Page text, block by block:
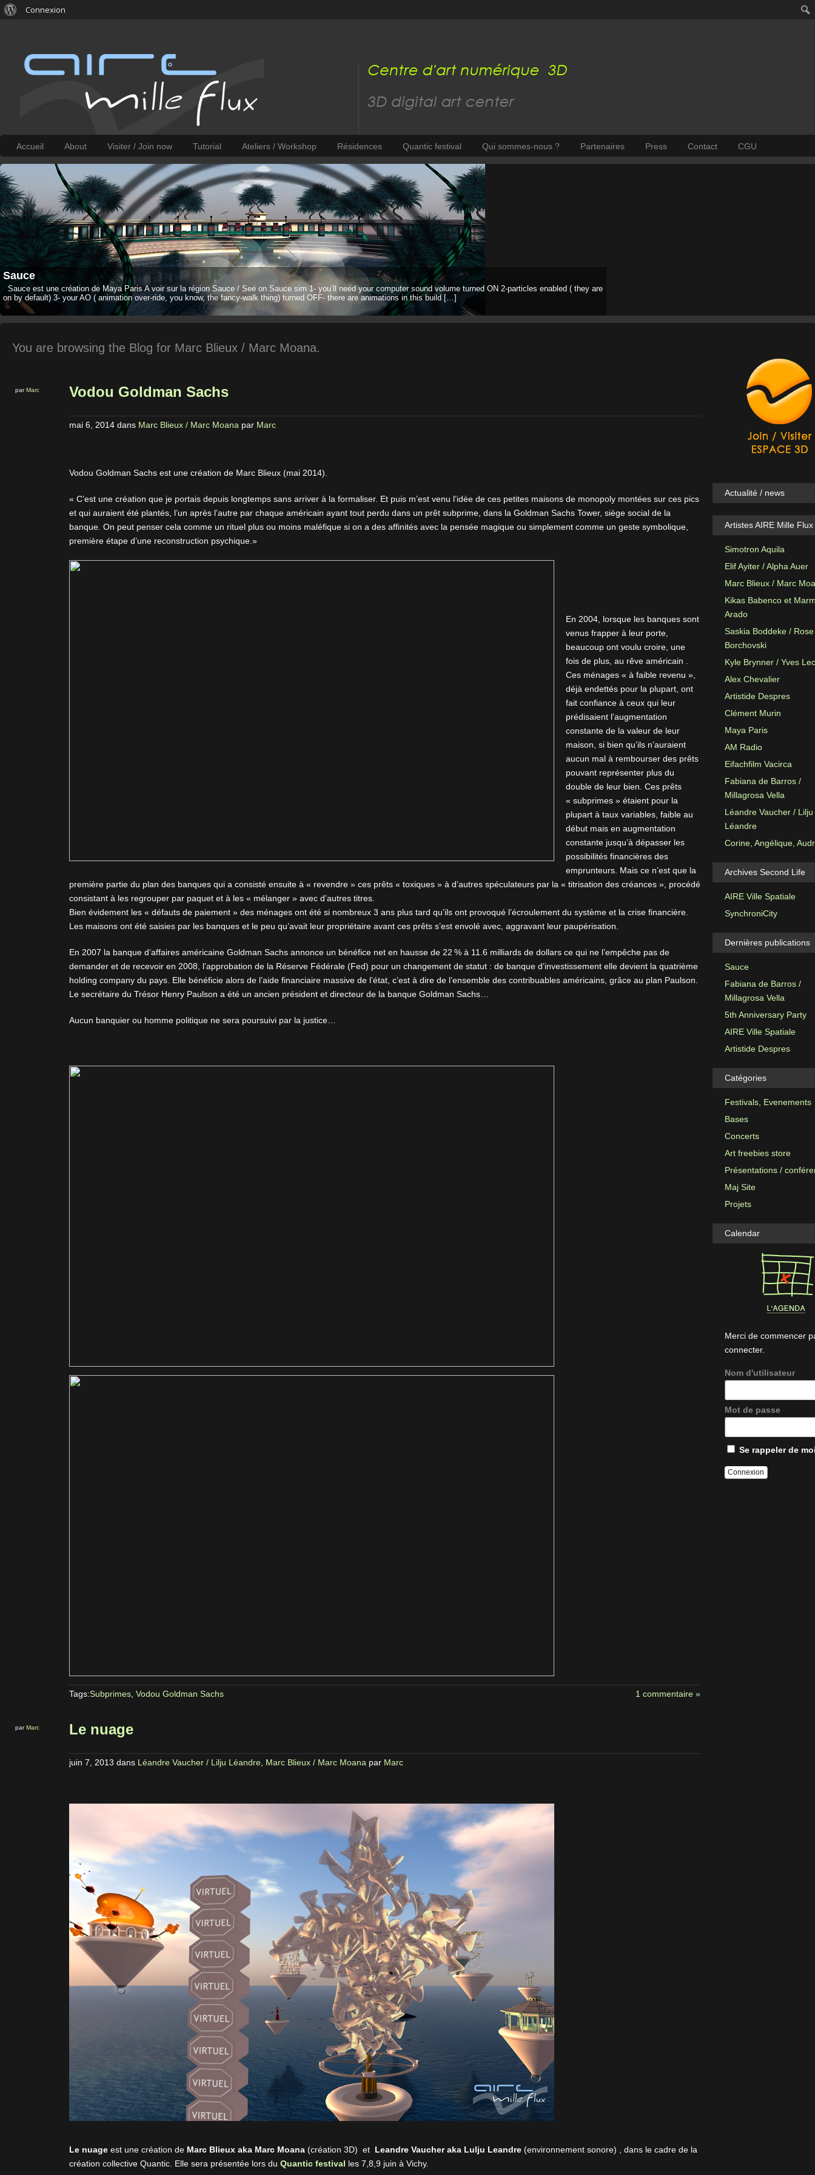
Accueil About Visiter / Join now Tutorial Ateliers / Workshop Résidences Quantic festival Qui sommes-nous ? Partenaires Press Contact CGU
Sauce
Sauce est une création de Maya Paris A voir sur la région Sauce / See on Sauce sim 1- you’ll need your computer sound volume turned ON 2-particles enabled ( they are
on by default) 3- your AO ( animation over-ride, you know, the fancy-walk thing) turned OFF- there are animations in this build […]
You are browsing the Blog for Marc Blieux / Marc Moana.
parMarc Vodou Goldman Sachs
mai 6, 2014 dans Marc Blieux / Marc Moana par Marc
Vodou Goldman Sachs est une création de Marc Blieux (mai 2014).
« C’est une création que je portais depuis longtemps sans arriver à la formaliser. Et puis m’est venu l’idée de ces petites maisons de monopoly montées sur ces pics
et qui auraient été plantés, l’un après l’autre par chaque américain ayant tout perdu dans un prêt subprime, dans la Goldman Sachs Tower, siège social de la
banque. On peut penser cela comme un rituel plus ou moins maléfique si on a des affinités avec la pensée magique ou simplement comme un geste symbolique,
première étape d’une reconstruction psychique.»
En 2004, lorsque les banques sont
venus frapper à leur porte,
beaucoup ont voulu croire, une
fois de plus, au rêve américain .
Ces ménages « à faible revenu »,
déjà endettés pour la plupart, ont
fait confiance à ceux qui leur
prédisaient l’augmentation
constante de la valeur de leur
maison, si bien qu’ils n’auraient
aucun mal à rembourser des prêts
pouvant représenter plus du
double de leur bien. Ces prêts
« subprimes » étaient pour la
plupart à taux variables, faible au
début mais en augmentation
constante jusqu’à dépasser les
possibilités financières des
emprunteurs. Mais ce n’est que la
première partie du plan des banques qui a consisté ensuite à « revendre » ces prêts « toxiques » à d’autres spéculateurs par la « titrisation des créances », procédé
consistant à les regrouper par paquet et à les « mélanger » avec d’autres titres.
Bien évidement les « défauts de paiement » des ménages ont été si nombreux 3 ans plus tard qu’ils ont provoqué l’écroulement du système et la crise financière.
Les maisons ont été saisies par les banques et le peu qu’avait leur propriétaire avant ces prêts s’est envolé avec, aggravant leur paupérisation.
En 2007 la banque d’affaires américaine Goldman Sachs annonce un bénéfice net en hausse de 22 % à 11.6 milliards de dollars ce qui ne l’empêche pas de
demander et de recevoir en 2008, l’approbation de la Réserve Fédérale (Fed) pour un changement de statut : de banque d’investissement elle devient la quatrième
holding company du pays. Elle bénéficie alors de l’aide financiaire massive de l’état, c’est à dire de l’ensemble des contribuables américains, grâce au plan Paulson.
Le secrétaire du Trésor Henry Paulson a été un ancien président et directeur de la banque Goldman Sachs…
Aucun banquier ou homme politique ne sera poursuivi par la justice…
Tags:Subprimes Vodou Goldman Sachs 1 commentaire »
parMarc Le nuage
juin 7, 2013 dans Léandre Vaucher / Lilju Léandre Marc Blieux / Marc Moana par Marc
Le nuage est une création de Marc Blieux aka Marc Moana (création 3D) et Leandre Vaucher aka Lulju Leandre (environnement sonore) , dans le cadre de la
création collective Quantic. Elle sera présentée lors du Quantic festival les 7,8,9 juin à Vichy.
Actualité / news
Artistes AIRE Mille Flux
Simotron Aquila
Elif Ayiter / Alpha Auer
Marc Blieux / Marc
Kikas Babenco et
Arado
Saskia Boddeke / Rose
Borchovski
Kyle Brynner / Yves
Alex Chevalier
Artistide Despres
Clément Murin
Maya Paris
AM Radio
Eifachfilm Vacirca
Fabiana de Barros /
Millagrosa Vella
Léandre Vaucher / Lilju
Léandre
Corine, Angélique,
Archives Second Life
AIRE Ville Spatiale
SynchroniCity
Dernières publications
Sauce
Fabiana de Barros /
Millagrosa Vella
5th Anniversary Party
AIRE Ville Spatiale
Artistide Despres
Catégories
Festivals, Evenements
Bases
Concerts
Art freebies store
Présentations /
Maj Site
Projets
Calendar
Merci de commencer
connecter.
Nom d'utilisateur
Mot de passe
Se rappeler de
Connexion